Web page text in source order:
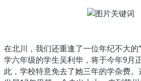
在北川，我们还重逢了一位年纪不大的
学六年级的学生吴利华，将于今年9月
此，学校特意免去了她三年的学杂费